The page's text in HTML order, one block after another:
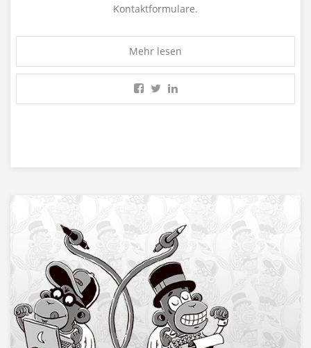
Kontaktformulare.
Mehr lesen